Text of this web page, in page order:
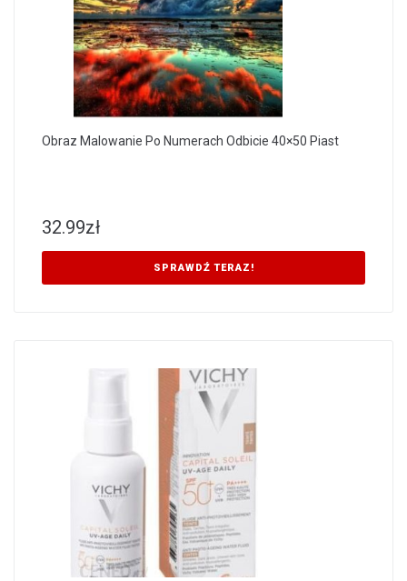
Obraz Malowanie Po Numerach Odbicie 40×50 Piast
32.99zł
SPRAWDŹ TERAZ!